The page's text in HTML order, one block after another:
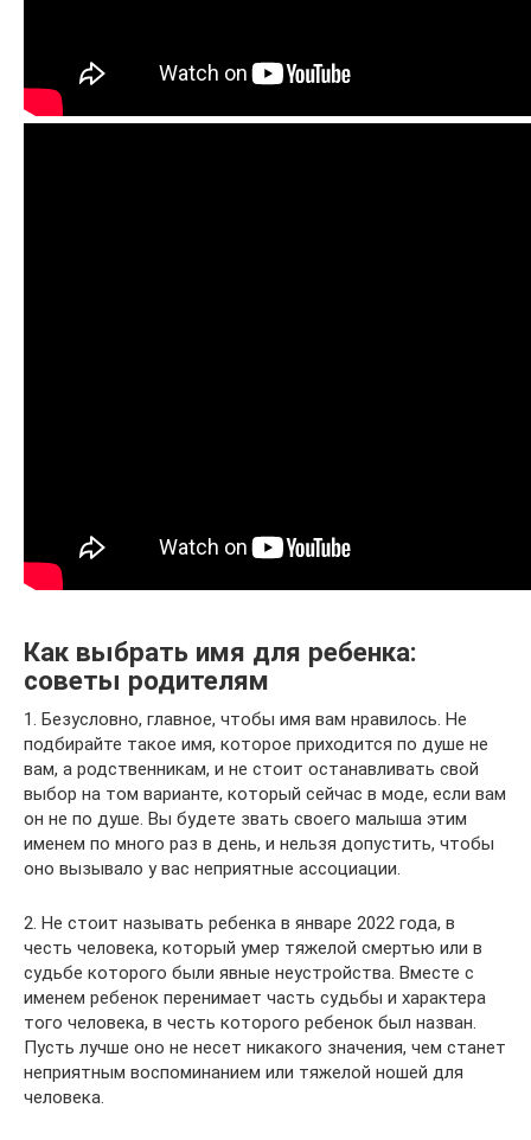
Как выбрать имя для ребенка:
советы родителям
1. Безусловно, главное, чтобы имя вам нравилось. Не
подбирайте такое имя, которое приходится по душе не
вам, а родственникам, и не стоит останавливать свой
выбор на том варианте, который сейчас в моде, если вам
он не по душе. Вы будете звать своего малыша этим
именем по много раз в день, и нельзя допустить, чтобы
оно вызывало у вас неприятные ассоциации.
2. Не стоит называть ребенка в январе 2022 года, в
честь человека, который умер тяжелой смертью или в
судьбе которого были явные неустройства. Вместе с
именем ребенок перенимает часть судьбы и характера
того человека, в честь которого ребенок был назван.
Пусть лучше оно не несет никакого значения, чем станет
неприятным воспоминанием или тяжелой ношей для
человека.